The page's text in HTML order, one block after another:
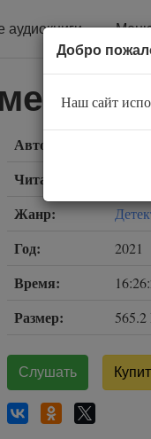
аудиокниги
Автор:
Читает:
Жанр:
Год: 2021
Время:
Размер:
Слушать
Добро
Наш сайт